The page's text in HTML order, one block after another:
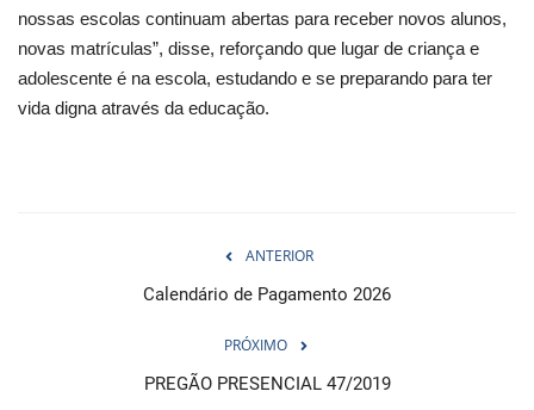
nossas escolas continuam abertas para receber novos alunos,
novas matrículas”, disse, reforçando que lugar de criança e
adolescente é na escola, estudando e se preparando para ter
vida digna através da educação.
ANTERIOR
Calendário de Pagamento 2026
PRÓXIMO
PREGÃO PRESENCIAL 47/2019